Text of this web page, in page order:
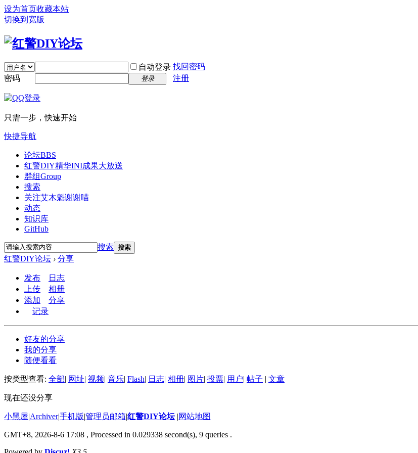
设为首页收藏本站
切换到宽版
自动登录 找回密码
密码
登录 注册
只需一步，快速开始
快捷导航
论坛BBS
红警DIY精华INI成果大放送
群组Group
搜索
关注艾木魁谢谢喵
动态
知识库
GitHub
搜索 搜索
红警DIY论坛 › 分享
发布
日志
上传
相册
添加
分享
记录
好友的分享
我的分享
随便看看
按类型查看: 全部| 网址| 视频| 音乐| Flash| 日志| 相册| 图片| 投票| 用户| 帖子 | 文章
现在还没分享
小黑屋|Archiver|手机版|管理员邮箱|红警DIY论坛 |网站地图
GMT+8, 2026-8-6 17:08 , Processed in 0.029338 second(s), 9 queries .